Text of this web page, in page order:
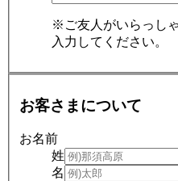
※ご友人がいらっし
入力してください。
お客さまについて
お名前
姓
名